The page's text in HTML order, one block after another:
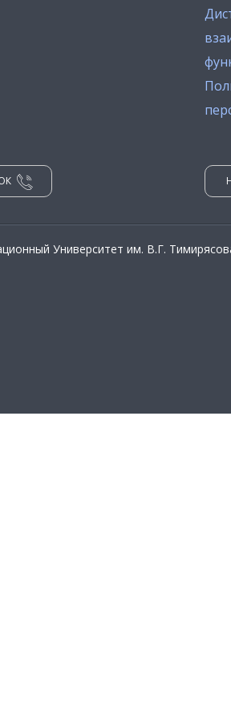
Университет им. В.Г.